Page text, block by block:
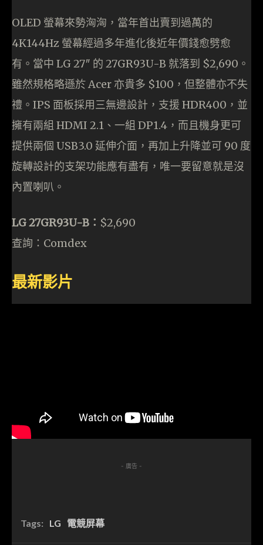
OLED 螢幕來勢洶洶，當年首出賣到過萬的
4K144Hz 螢幕經過多年進化後近年價錢愈劈愈
有。當中 LG 27″ 的 27GR93U-B 就落到 $2,690。
雖然規格略遜於 Acer 亦貴多 $100，但整體亦不失
禮。IPS 面板採用三無邊設計，支援 HDR400，並
擁有兩組 HDMI 2.1、一組 DP1.4，而且機身更可
提供兩個 USB3.0 延伸介面，再加上升降並可 90 度
旋轉設計的支架功能應有盡有，唯一要留意就是沒
內置喇叭。
LG 27GR93U-B： $2,690
查詢：Comdex
最新影片
- 廣告 -
Tags: LG 電競屏幕